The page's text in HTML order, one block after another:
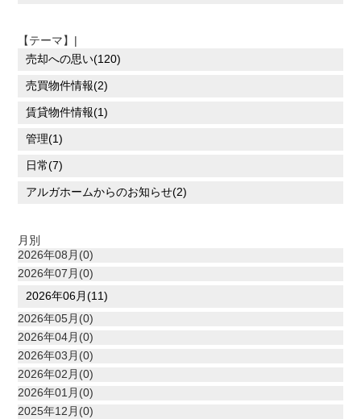
【テーマ】|
売却への思い(120)
売買物件情報(2)
賃貸物件情報(1)
管理(1)
日常(7)
アルガホームからのお知らせ(2)
月別
2026年08月(0)
2026年07月(0)
2026年06月(11)
2026年05月(0)
2026年04月(0)
2026年03月(0)
2026年02月(0)
2026年01月(0)
2025年12月(0)